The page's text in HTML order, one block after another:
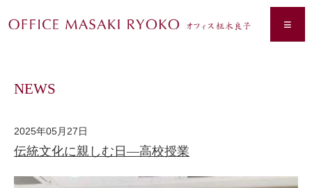
≡
NEWS
2025年05月27日
伝統文化に親しむ日―高校授業